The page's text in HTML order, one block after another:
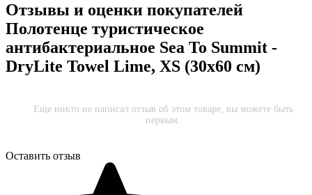
Отзывы и оценки покупателей
Полотенце туристическое
антибактериальное Sea To Summit -
DryLite Towel Lime, XS (30x60 см)
Еще никто не написал отзыв об этом товаре, вы можете быть
первым.
Оставить отзыв